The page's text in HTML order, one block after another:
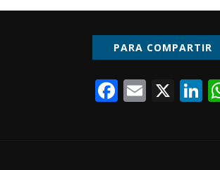
PARA COMPARTIR
Facebook
Email
X